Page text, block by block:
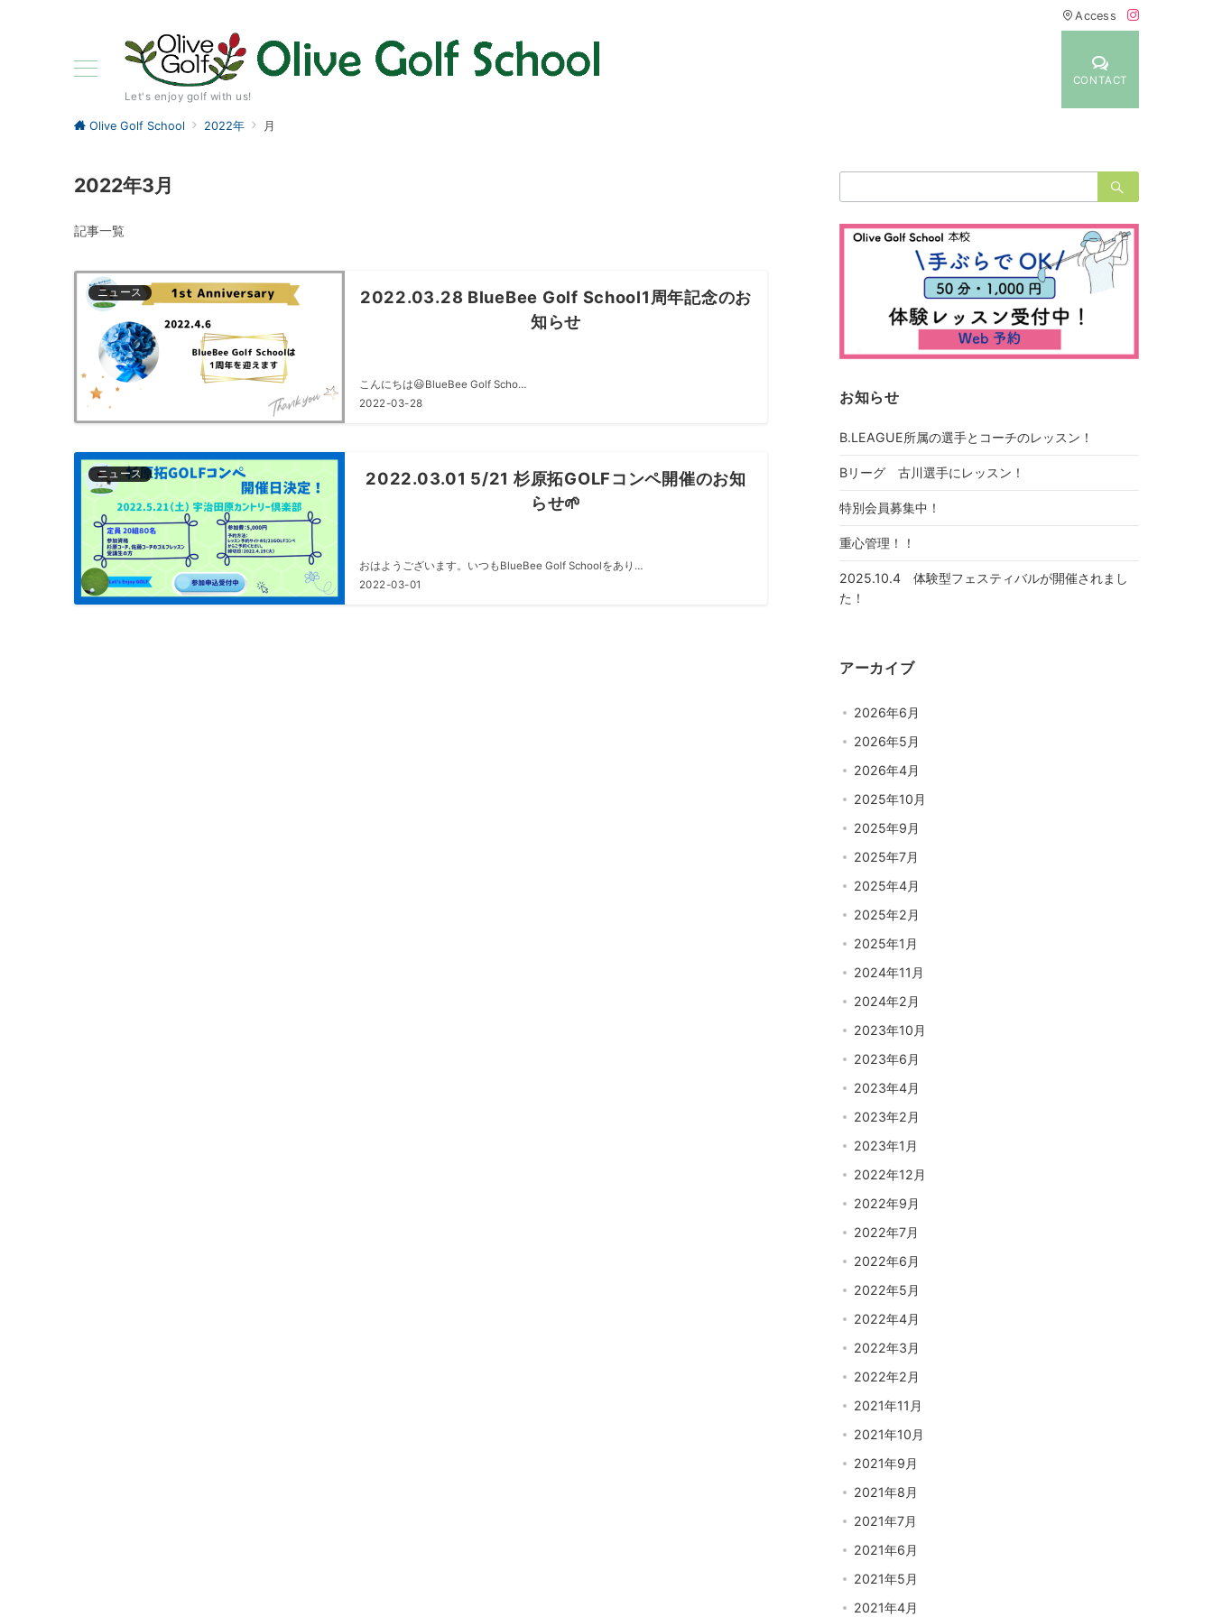
Access
Let's enjoy golf with us!
CONTACT
Olive Golf School 2022年 月
2022年3月
記事一覧
ニュース
2022.03.28 BlueBee Golf School1周年記念のお
知らせ
こんにちは😃BlueBee Golf Scho…
2022-03-28
ニュース
2022.03.01 5/21 杉原拓GOLFコンペ開催のお知
らせ🌱
おはようございます。いつもBlueBee Golf Schoolをあり…
2022-03-01
索：
お知らせ
B.LEAGUE所属の選手とコーチのレッスン！
Bリーグ 古川選手にレッスン！
特別会員募集中！
重心管理！！
2025.10.4 体験型フェスティバルが開催されまし
た！
アーカイブ
2026年6月
2026年5月
2026年4月
2025年10月
2025年9月
2025年7月
2025年4月
2025年2月
2025年1月
2024年11月
2024年2月
2023年10月
2023年6月
2023年4月
2023年2月
2023年1月
2022年12月
2022年9月
2022年7月
2022年6月
2022年5月
2022年4月
2022年3月
2022年2月
2021年11月
2021年10月
2021年9月
2021年8月
2021年7月
2021年6月
2021年5月
2021年4月